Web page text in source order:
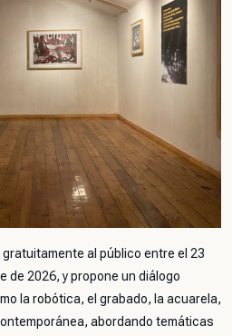
al público entre el 23
de 2026, y propone un diálogo
la robótica, el grabado, la acuarela,
abordando temáticas